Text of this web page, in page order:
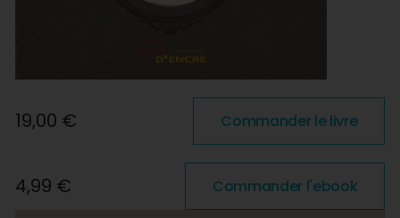
19,00 € Commander le livre
4,99 € Commander l'ebook